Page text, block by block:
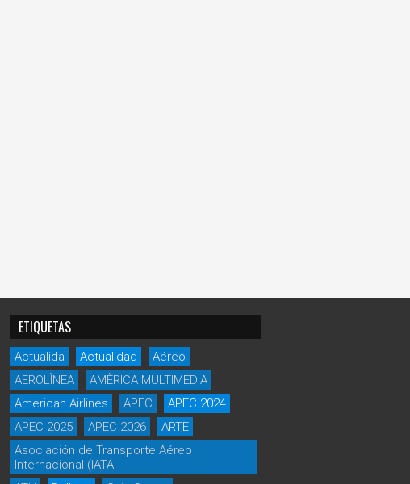
ETIQUETAS
Actualida Actualidad
Aéreo
AEROLÌNEA
AMÈRICA MULTIMEDIA
American Airlines
APEC
APEC 2024
APEC 2025
APEC 2026
ARTE
Asociación de Transporte Aéreo
Internacional (IATA